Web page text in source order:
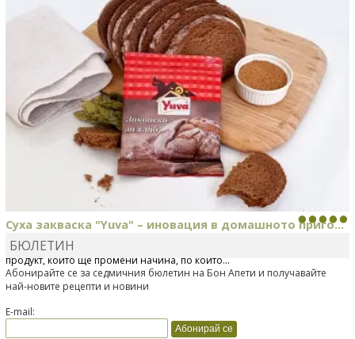
Суха закваска "Yuva" – иновация в домашното приго...
Отскоро Лесафр България стартира предлагането на изцяло нов
продукт, който ще промени начина, по който...
БЮЛЕТИН
Абонирайте се за седмичния бюлетин на Бон Апети и получавайте
най-новите рецепти и новини
E-mail: